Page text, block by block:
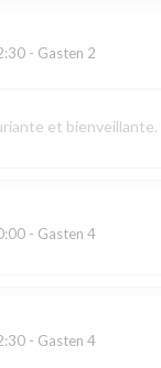
- Gasten 2
et bienveillante.
- Gasten 4
- Gasten 4